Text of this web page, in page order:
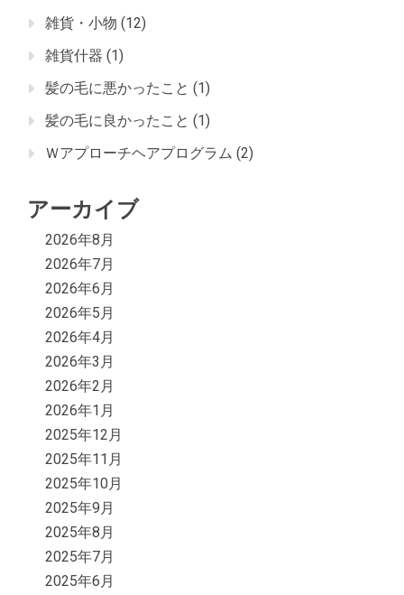
雑貨・小物 (12)
雑貨什器 (1)
髪の毛に悪かったこと (1)
髪の毛に良かったこと (1)
Ｗアプローチヘアプログラム (2)
アーカイブ
2026年8月
2026年7月
2026年6月
2026年5月
2026年4月
2026年3月
2026年2月
2026年1月
2025年12月
2025年11月
2025年10月
2025年9月
2025年8月
2025年7月
2025年6月